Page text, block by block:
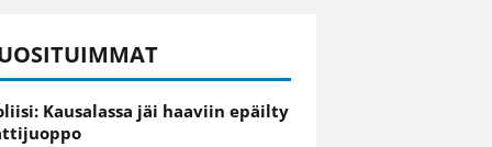
Kausalassa jäi haaviin epäilty